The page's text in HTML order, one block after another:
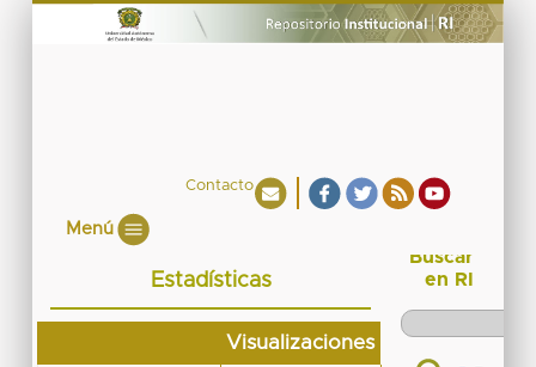
Contacto
Menú
Estadísticas
Visualizaciones
Buscar
en RI